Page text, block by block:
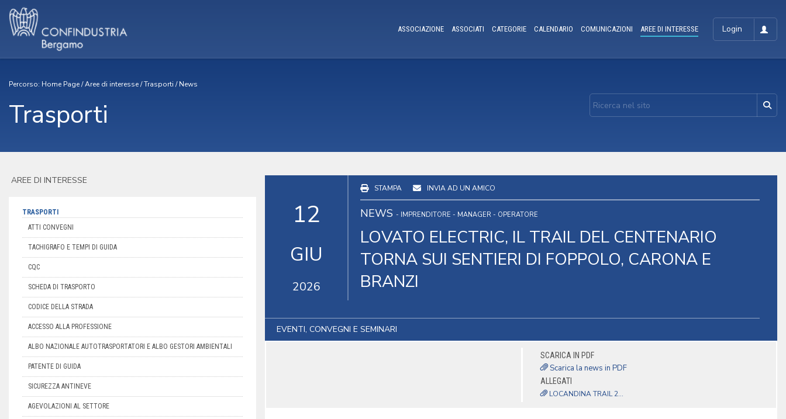
Login
ASSOCIAZIONE ASSOCIATI CATEGORIE CALENDARIO COMUNICAZIONI AREE DI INTERESSE
Percorso: Home Page/Aree di interesse/Trasporti /News
Trasporti
AREE DI INTERESSE
TRASPORTI
ATTI CONVEGNI
TACHIGRAFO E TEMPI DI GUIDA
CQC
SCHEDA DI TRASPORTO
CODICE DELLA STRADA
ACCESSO ALLA PROFESSIONE
ALBO NAZIONALE AUTOTRASPORTATORI E ALBO GESTORI AMBIENTALI
PATENTE DI GUIDA
SICUREZZA ANTINEVE
AGEVOLAZIONI AL SETTORE
12
GIU
2026
STAMPA INVIA AD UN AMICO
NEWS - IMPRENDITORE - MANAGER - OPERATORE
LOVATO ELECTRIC, IL TRAIL DEL CENTENARIO
TORNA SUI SENTIERI DI FOPPOLO, CARONA E
BRANZI
EVENTI, CONVEGNI E SEMINARI
SCARICA IN PDF
Scarica la news in PDF
ALLEGATI
LOCANDINA TRAIL 2...